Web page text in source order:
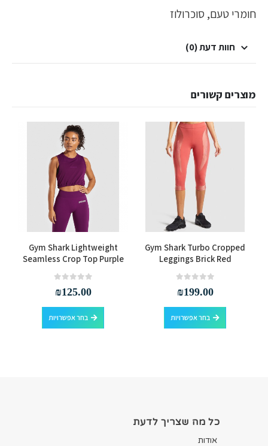
חומרי טעם, סוכרולוז
חוות דעת (0)
מוצרים קשורים
למוצר זה יש מספר סוגים. ניתן לבחור את האפשרויות בעמוד המוצר
Gym Shark Turbo Cropped
Leggings Brick Red
₪199.00
בחר אפשרויות
למוצר זה יש מספר סוגים. ניתן לבחור את האפשרויות בעמוד המוצר
למוצר זה יש מספר סוגים. ניתן לבחור את האפשרויות בעמוד המוצר
Gym Shark Lightweight
Seamless Crop Top Purple
₪125.00
בחר אפשרויות
למוצר זה יש מספר סוגים. ניתן לבחור את האפשרויות בעמוד המוצר
כל מה שצריך לדעת
אודות